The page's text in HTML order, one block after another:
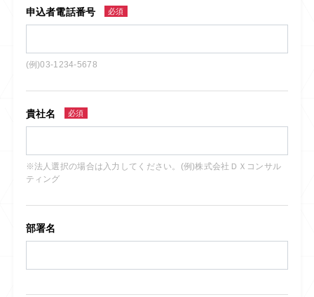
申込者電話番号 必須
(例)03-1234-5678
貴社名 必須
※法人選択の場合は入力してください。(例)株式会社ＤＸコンサル
ティング
部署名